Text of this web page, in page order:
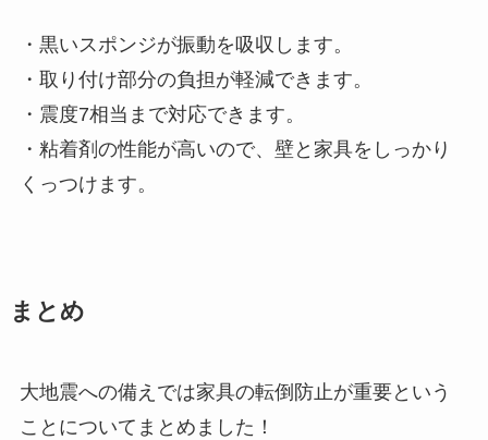
・黒いスポンジが振動を吸収します。
・取り付け部分の負担が軽減できます。
・震度7相当まで対応できます。
・粘着剤の性能が高いので、壁と家具をしっかり
くっつけます。
まとめ
大地震への備えでは家具の転倒防止が重要という
ことについてまとめました！